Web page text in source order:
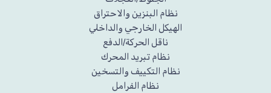
نظام البنزين والاحتراق
الهيكل الخارجي والداخلي
ناقل الحركة/الدفع
نظام تبريد المحرك
نظام التكييف والتسخين
نظام الفرامل